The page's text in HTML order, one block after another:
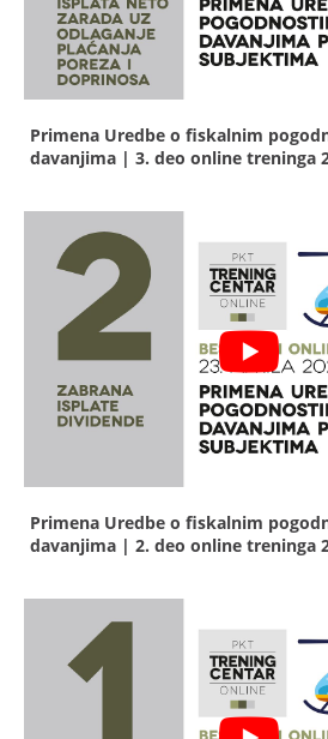
Primena Uredbe o fiskalnim
davanjima | 3. deo online treninga
Primena Uredbe o fiskalnim
davanjima | 2. deo online treninga